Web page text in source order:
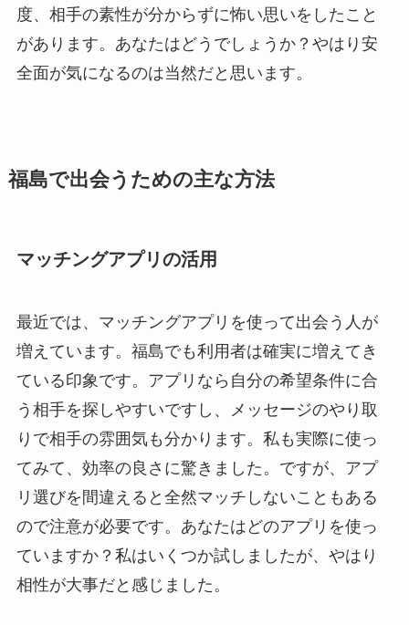
度、相手の素性が分からずに怖い思いをしたこと
があります。あなたはどうでしょうか？やはり安
全面が気になるのは当然だと思います。
福島で出会うための主な方法
マッチングアプリの活用
最近では、マッチングアプリを使って出会う人が
増えています。福島でも利用者は確実に増えてき
ている印象です。アプリなら自分の希望条件に合
う相手を探しやすいですし、メッセージのやり取
りで相手の雰囲気も分かります。私も実際に使っ
てみて、効率の良さに驚きました。ですが、アプ
リ選びを間違えると全然マッチしないこともある
ので注意が必要です。あなたはどのアプリを使っ
ていますか？私はいくつか試しましたが、やはり
相性が大事だと感じました。